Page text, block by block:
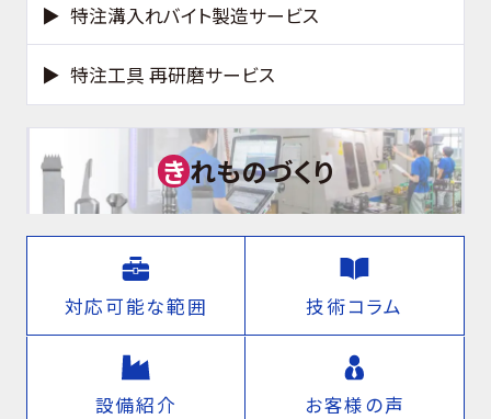
特注溝入れバイト製造サービス
特注工具 再研磨サービス
きれものづくり
対応可能な範囲 技術コラム
設備紹介 お客様の声